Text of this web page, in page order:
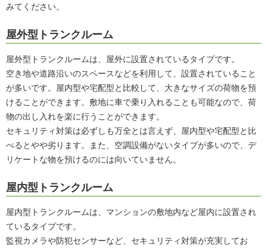
みてください。
屋外型トランクルーム
屋外型トランクルームは、屋外に設置されているタイプです。
空き地や道路沿いのスペースなどを利用して、設置されていること
が多いです。屋内型や宅配型と比較して、大きなサイズの荷物を預
けることができます。敷地に車で乗り入れることも可能なので、荷
物の出し入れを楽に行うことができます。
セキュリティ対策は必ずしも万全とは言えず、屋内型や宅配型と比
べるとやや劣ります。また、空調設備がないタイプが多いので、デ
リケートな物を預けるのには向いていません。
屋内型トランクルーム
屋内型トランクルームは、マンションの敷地内など屋内に設置され
ているタイプです。
監視カメラや防犯センサーなど、セキュリティ対策が充実してお